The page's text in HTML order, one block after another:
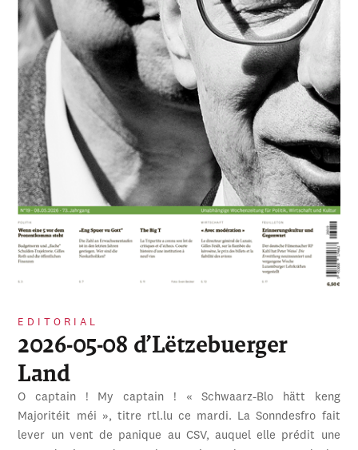
EDITORIAL
2026-05-08 d’Lëtzebuerger
Land
O captain ! My captain ! « Schwaarz-Blo hätt keng
Majoritéit méi », titre rtl.lu ce mardi. La Sonndesfro fait
lever un vent de panique au CSV, auquel elle prédit une